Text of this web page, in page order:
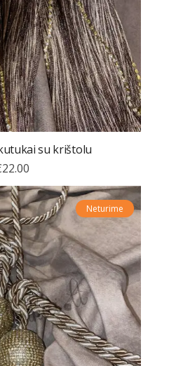
su krištolu
22.00
Neturime